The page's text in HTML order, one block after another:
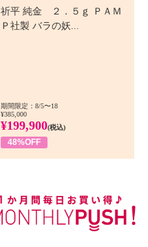
祈平 純金 ２．５ｇ ＰＡＭ
Ｐ社製 バラの妖...
期間限定：8/5〜18
¥385,000
¥199,900(税込)
48%OFF